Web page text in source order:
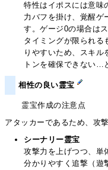
特性はイポスには意味
力バフを掛け、覚醒ゲ
す。ゲージ0の場合は
タイミングが限られる
りやすいため、スキル
トンを確保できない…
相性の良い霊宝
霊宝作成の注意点
アタッカーであるため、攻
シーナリー霊宝
攻撃力を上げつつ、単
分かりやすく追撃（遊